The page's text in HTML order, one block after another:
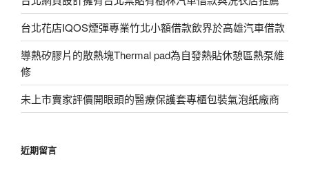
台北花店IQOS煙彈專業竹北小額借款飲界於高雄汽車借款
導熱矽膠片的散熱塊Thermal pad為自發熱貼休憩區熱泵維
修
未上市賣家評價開眼頭的醫療保護套專櫃包裝氣泡紙廠商
近期留言